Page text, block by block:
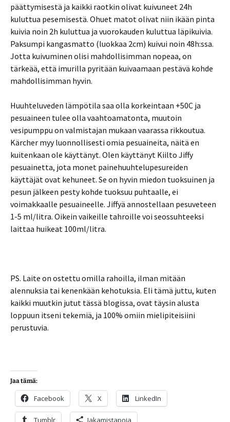
päättymisestä ja kaikki raotkin olivat kuivuneet 24h
kuluttua pesemisestä. Ohuet matot olivat niin ikään pinta
kuivia noin 2h kuluttua ja vuorokauden kuluttua läpikuivia.
Paksumpi kangasmatto (luokkaa 2cm) kuivui noin 48h:ssa.
Jotta kuivuminen olisi mahdollisimman nopeaa, on
tärkeää, että imurilla pyritään kuivaamaan pestävä kohde
mahdollisimman hyvin.
Huuhteluveden lämpötila saa olla korkeintaan +50C ja
pesuaineen tulee olla vaahtoamatonta, muutoin
vesipumppu on valmistajan mukaan vaarassa rikkoutua.
Kärcher myy luonnollisesti omia pesuaineita, näitä en
kuitenkaan ole käyttänyt. Olen käyttänyt Kiilto Jiffy
pesuainetta, jota monet painehuuhtelupesureiden
käyttäjät ovat kehuneet. Se on hyvin miedon tuoksuinen ja
pesun jälkeen pesty kohde tuoksuu puhtaalle, ei
voimakkaalle pesuaineelle. Jiffyä annostellaan pesuveteen
1-5 ml/litra. Oikein vaikeille tahroille voi seossuhteeksi
laittaa huikeat 100ml/litra.
PS. Laite on ostettu omilla rahoilla, ilman mitään
alennuksia tai kenenkään kehotuksia. Eli tämä juttu, kuten
kaikki muutkin jutut tässä blogissa, ovat täysin alusta
loppuun itseni tekemiä, ja 100% omiin mielipiteisiini
perustuvia.
Jaa tämä:
Facebook X LinkedIn
Tumblr Jakamistapoja